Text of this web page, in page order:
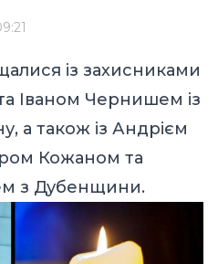
із захисниками
Іваном Чернишем із
а також із Андрієм
Кожаном та
з Дубенщини.